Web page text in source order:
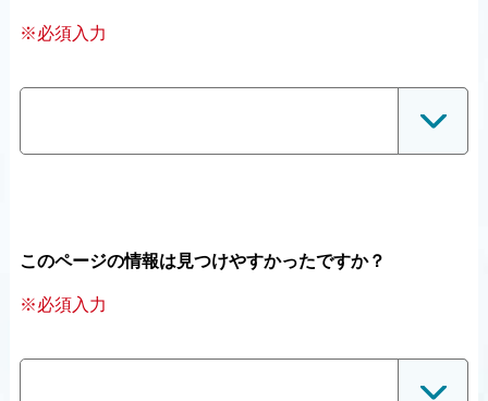
※必須入力
このページの情報は見つけやすかったですか？
※必須入力